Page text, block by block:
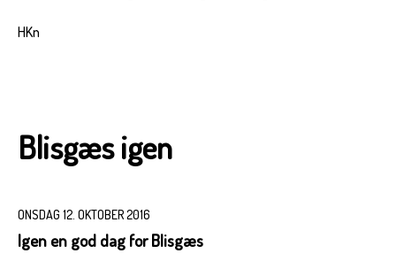
HKn
Blisgæs igen
ONSDAG 12. OKTOBER 2016
Igen en god dag for Blisgæs